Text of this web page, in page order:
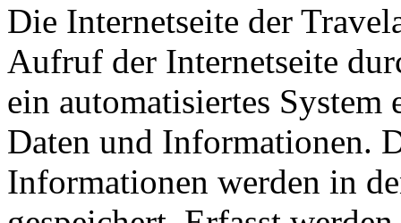
Die Internetseite der
Aufruf der Internetseite
ein automatisiertes
Daten und Informationen.
Informationen werden in